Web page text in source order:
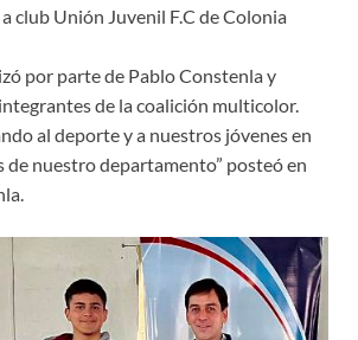
club Unión Juvenil F.C de Colonia
por parte de Pablo Constenla y
de la coalición multicolor.
al deporte y a nuestros jóvenes en
de nuestro departamento” posteó en